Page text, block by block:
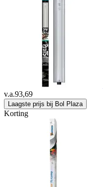
v.a.93,69
Laagste prijs bij Bol Plaza
Korting